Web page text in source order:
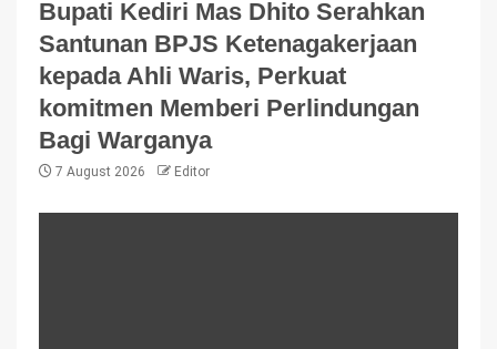
Bupati Kediri Mas Dhito Serahkan
Santunan BPJS Ketenagakerjaan
kepada Ahli Waris, Perkuat
komitmen Memberi Perlindungan
Bagi Warganya
7 August 2026 Editor